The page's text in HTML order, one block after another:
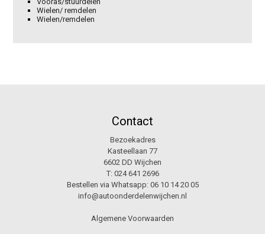
Wielen/ remdelen
Wielen/remdelen
Contact
Bezoekadres
Kasteellaan 77
6602 DD Wijchen
T: 024 641 2696
Bestellen via Whatsapp: 06 10 14 20 05
info@autoonderdelenwijchen.nl
Algemene Voorwaarden